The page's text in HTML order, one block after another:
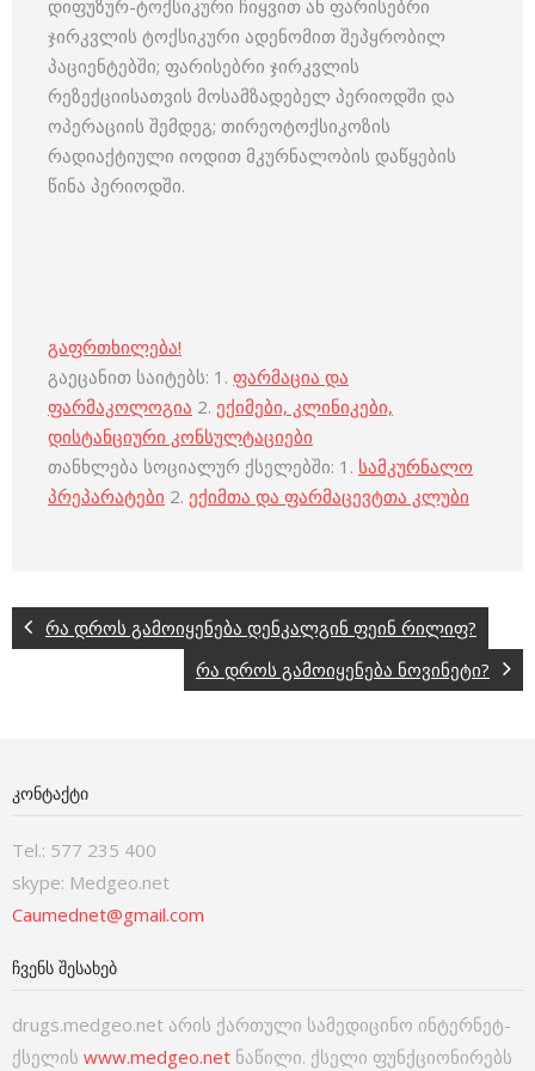
დიფუზურ-ტოქსიკური ჩიყვით ან ფარისებრი
ჯირკვლის ტოქსიკური ადენომით შეპყრობილ
პაციენტებში; ფარისებრი ჯირკვლის
რეზექციისათვის მოსამზადებელ პერიოდში და
ოპერაციის შემდეგ; თირეოტოქსიკოზის
რადიაქტიული იოდით მკურნალობის დაწყების
წინა პერიოდში.
გაფრთხილება!
გაეცანით საიტებს: 1. ფარმაცია და
ფარმაკოლოგია 2. ექიმები, კლინიკები,
დისტანციური კონსულტაციები
თანხლება სოციალურ ქსელებში: 1. სამკურნალო
პრეპარატები 2. ექიმთა და ფარმაცევტთა კლუბი
რა დროს გამოიყენება დენკალგინ ფეინ რილიფ?
რა დროს გამოიყენება ნოვინეტი?
ᲙᲝᲜᲢᲐᲥᲢᲘ
Tel.: 577 235 400
skype: Medgeo.net
Caumednet@gmail.com
ᲩᲕᲔᲜᲡ ᲨᲔᲡᲐᲮᲔᲑ
drugs.medgeo.net არის ქართული სამედიცინო ინტერნეტ-
ქსელის www.medgeo.net ნაწილი. ქსელი ფუნქციონირებს